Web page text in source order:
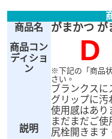
商品名
がまかつ が
商品コン
ディショ
ン
D
※下記の「商品
さい。
説明
ブランクスに
グリップに汚
使用感はあり
まだまだご使
尻栓開きます